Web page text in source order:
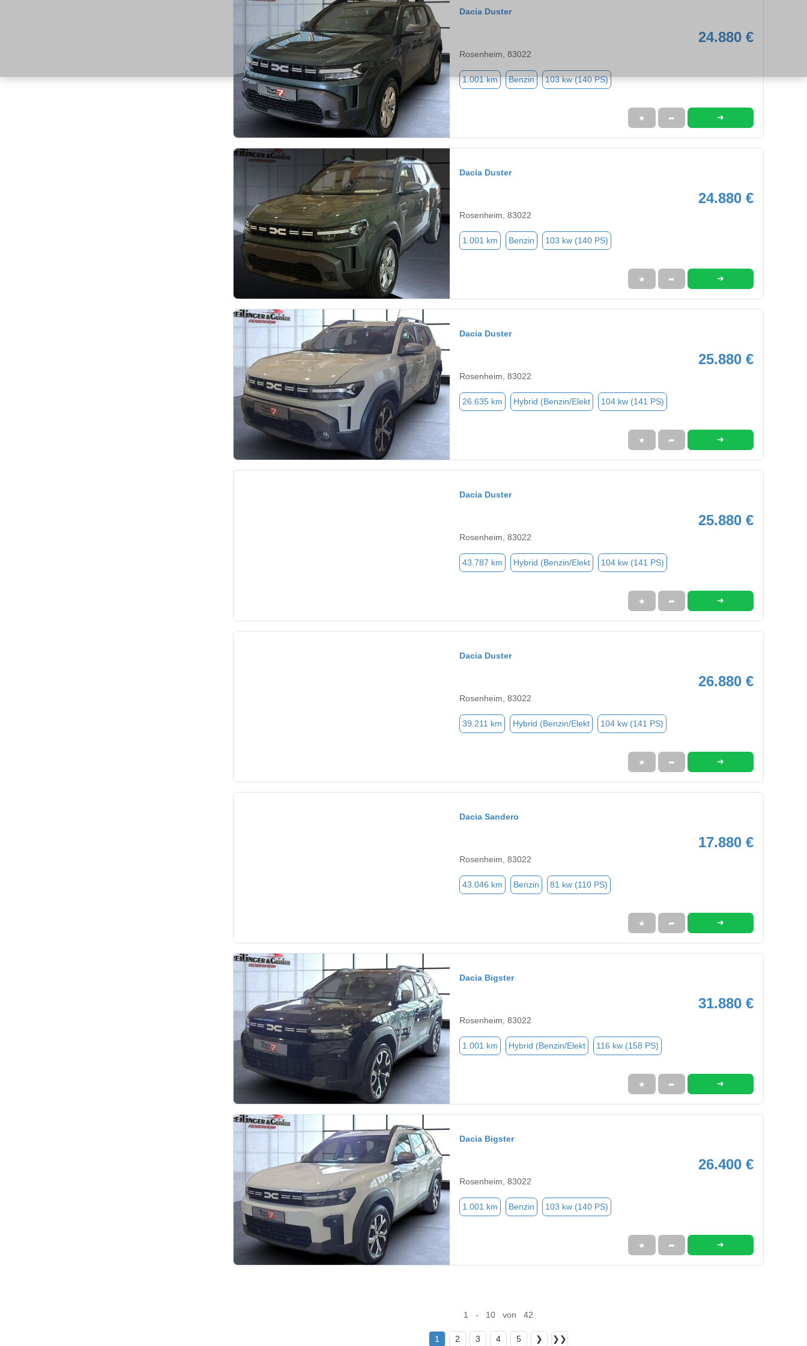
Dacia Duster
24.880 €
Rosenheim, 83022
1.001 km Benzin 103 kw (140 PS)
★ ➦ ➜
Dacia Duster
24.880 €
Rosenheim, 83022
1.001 km Benzin 103 kw (140 PS)
★ ➦ ➜
Dacia Duster
25.880 €
Rosenheim, 83022
26.635 km Hybrid (Benzin/Elekt 104 kw (141 PS)
★ ➦ ➜
Dacia Duster
25.880 €
Rosenheim, 83022
43.787 km Hybrid (Benzin/Elekt 104 kw (141 PS)
★ ➦ ➜
Dacia Duster
26.880 €
Rosenheim, 83022
39.211 km Hybrid (Benzin/Elekt 104 kw (141 PS)
★ ➦ ➜
Dacia Sandero
17.880 €
Rosenheim, 83022
43.046 km Benzin 81 kw (110 PS)
★ ➦ ➜
Dacia Bigster
31.880 €
Rosenheim, 83022
1.001 km Hybrid (Benzin/Elekt 116 kw (158 PS)
★ ➦ ➜
Dacia Bigster
26.400 €
Rosenheim, 83022
1.001 km Benzin 103 kw (140 PS)
★ ➦ ➜
1 - 10 von 42
1 2 3 4 5 ❯ ❯❯